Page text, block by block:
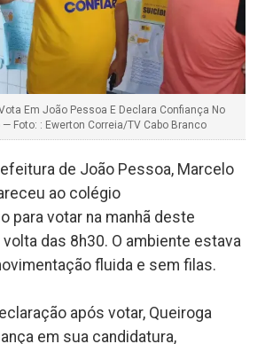
Em João Pessoa E Declara Confiança No
— Foto: : Ewerton Correia/TV Cabo Branco
de João Pessoa, Marcelo
ao colégio
para votar na manhã deste
das 8h30. O ambiente estava
fluida e sem filas.
após votar, Queiroga
em sua candidatura,